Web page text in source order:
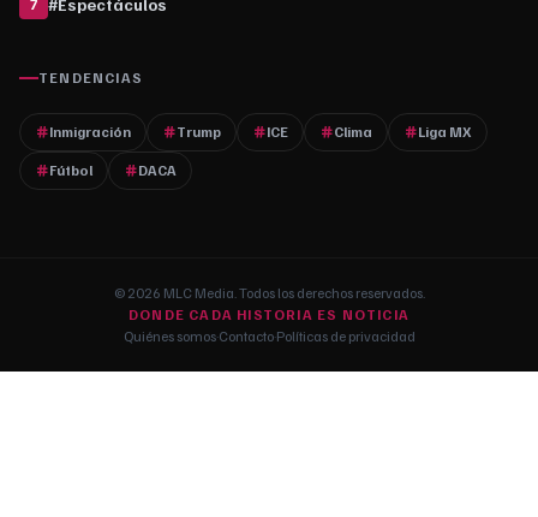
7 #Espectáculos
TENDENCIAS
Inmigración Trump ICE Clima Liga MX
Fútbol DACA
© 2026 MLC Media. Todos los derechos reservados.
DONDE CADA HISTORIA ES NOTICIA
Quiénes somos·Contacto·Políticas de privacidad